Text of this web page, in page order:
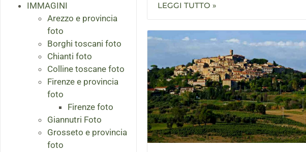
IMMAGINI
Arezzo e provincia
foto
Borghi toscani foto
Chianti foto
Colline toscane foto
Firenze e provincia
foto
Firenze foto
Giannutri Foto
Grosseto e provincia
foto
LEGGI TUTTO »